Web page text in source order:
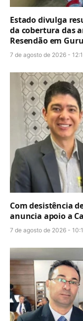
Estado divulga
da cobertura das
Resendão em
7 de agosto de 2026 -
Com desistência
anuncia apoio a
7 de agosto de 2026 -